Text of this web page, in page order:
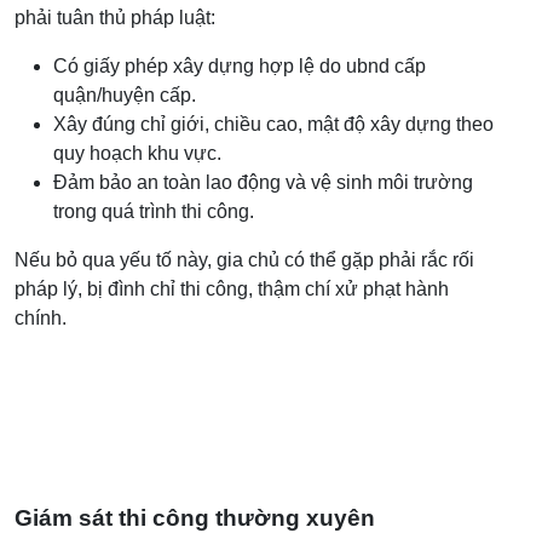
phải tuân thủ pháp luật:
Có giấy phép xây dựng hợp lệ do ubnd cấp
quận/huyện cấp.
Xây đúng chỉ giới, chiều cao, mật độ xây dựng theo
quy hoạch khu vực.
Đảm bảo an toàn lao động và vệ sinh môi trường
trong quá trình thi công.
Nếu bỏ qua yếu tố này, gia chủ có thể gặp phải rắc rối
pháp lý, bị đình chỉ thi công, thậm chí xử phạt hành
chính.
Giám sát thi công thường xuyên